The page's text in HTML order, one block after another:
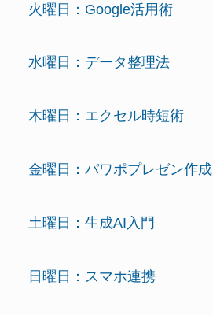
火曜日：Google活用術
水曜日：データ整理法
木曜日：エクセル時短術
金曜日：パワポプレゼン作成
土曜日：生成AI入門
日曜日：スマホ連携